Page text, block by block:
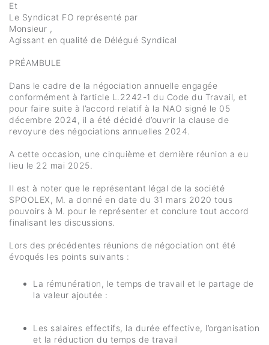
Et
Le Syndicat FO représenté par
Monsieur ,
Agissant en qualité de Délégué Syndical
PRÉAMBULE
Dans le cadre de la négociation annuelle engagée
conformément à l’article L.2242-1 du Code du Travail, et
pour faire suite à l’accord relatif à la NAO signé le 05
décembre 2024, il a été décidé d’ouvrir la clause de
revoyure des négociations annuelles 2024.
A cette occasion, une cinquième et dernière réunion a eu
lieu le 22 mai 2025.
Il est à noter que le représentant légal de la société
SPOOLEX, M. a donné en date du 31 mars 2020 tous
pouvoirs à M. pour le représenter et conclure tout accord
finalisant les discussions.
Lors des précédentes réunions de négociation ont été
évoqués les points suivants :
La rémunération, le temps de travail et le partage de
la valeur ajoutée :
Les salaires effectifs, la durée effective, l’organisation
et la réduction du temps de travail